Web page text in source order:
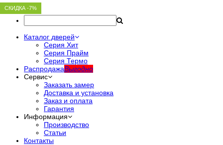
Каталог дверей
Серия Хит
Серия Прайм
Серия Термо
РаспродажаВыгодно
Сервис
Заказать замер
Доставка и установка
Заказ и оплата
Гарантия
Информация
Производство
Статьи
Контакты
СКИДКА -7%
СКИДКА -7%
СКИДКА -7%
СКИДКА -7%
СКИДКА -7%